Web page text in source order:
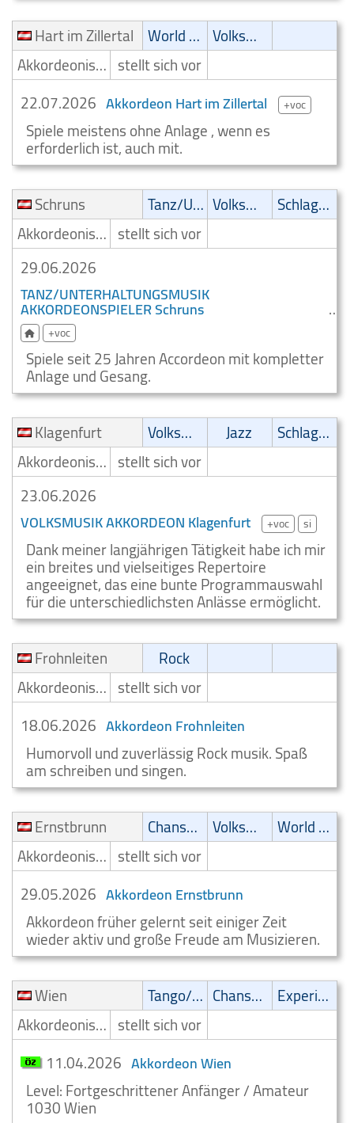
Hart im Zillertal
World Music
Volksmusik
Akkordeonist/Akkordeonspieler stellt sich vor
22.07.2026 Akkordeon Hart im Zillertal +voc
Spiele meistens ohne Anlage , wenn es
erforderlich ist, auch mit.
Schruns
Tanz/Unterhaltungsmusik Volksmusik
Schlager
Akkordeonist/Akkordeonspieler stellt sich vor
29.06.2026
TANZ/UNTERHALTUNGSMUSIK
AKKORDEONSPIELER Schruns
+voc
Spiele seit 25 Jahren Accordeon mit kompletter
Anlage und Gesang.
Klagenfurt
Volksmusik Jazz
Schlager
Akkordeonist/Akkordeonspieler stellt sich vor
23.06.2026
VOLKSMUSIK AKKORDEON Klagenfurt +voc si
Dank meiner langjährigen Tätigkeit habe ich mir
ein breites und vielseitiges Repertoire
angeeignet, das eine bunte Programmauswahl
für die unterschiedlichsten Anlässe ermöglicht.
Frohnleiten
Rock
Akkordeonist/Akkordeonspieler stellt sich vor
18.06.2026 Akkordeon Frohnleiten
Humorvoll und zuverlässig Rock musik. Spaß
am schreiben und singen.
Ernstbrunn
Chanson Volksmusik
World Music
Akkordeonist/Akkordeonspieler stellt sich vor
29.05.2026 Akkordeon Ernstbrunn
Akkordeon früher gelernt seit einiger Zeit
wieder aktiv und große Freude am Musizieren.
Wien
Tango/Samba Chanson
Experimental
Akkordeonist/Akkordeonspieler stellt sich vor
11.04.2026 Akkordeon Wien
Level: Fortgeschrittener Anfänger / Amateur
1030 Wien